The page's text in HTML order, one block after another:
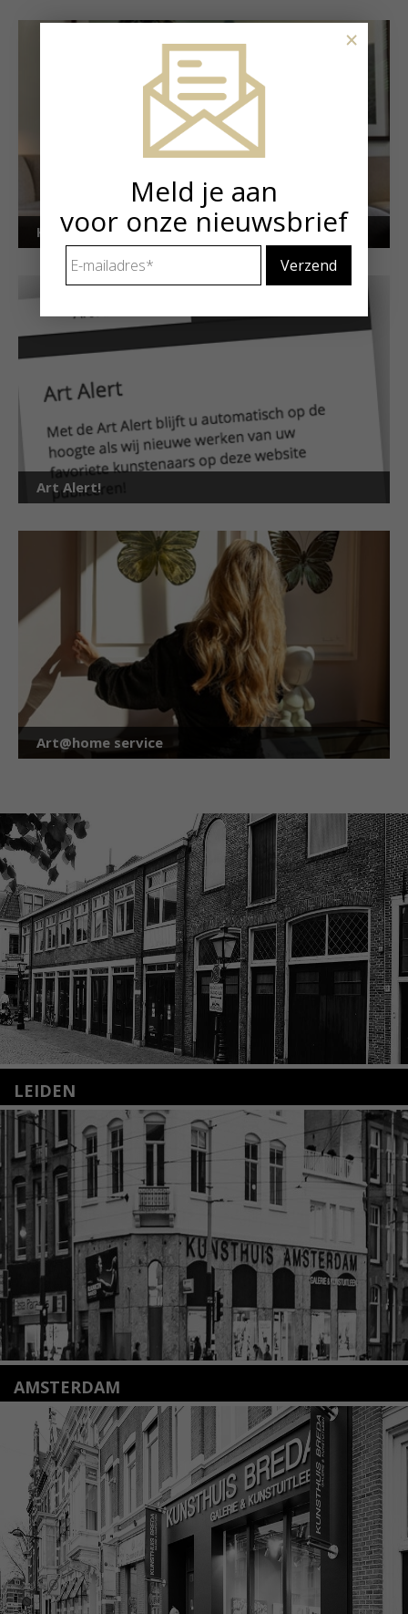
Kunstuitleen voor particulieren
Art Alert!
Art@home service
LEIDEN
Nieuwstraat 35
2312 KA Leiden
+31(0)71 – 52 84 480
info@kunsthuisleiden.nl
Lees meer
AMSTERDAM
Amstelveenseweg 135
1075 VX Amsterdam
+31 (0)20 2332546
info@kunsthuisamsterdam.nl
Lees meer
Meld je aan
voor onze nieuwsbrief
mailadres *
×